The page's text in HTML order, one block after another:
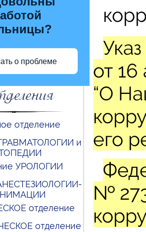
о проблеме
отделение
и
УРОЛОГИИ
отделение
отделение
от 16
“О
его
№